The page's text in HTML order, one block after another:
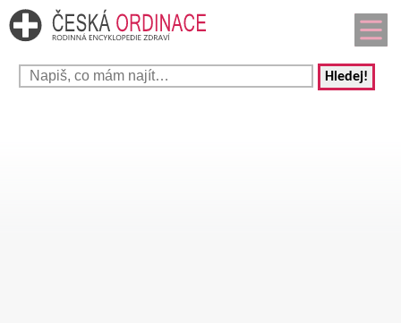
Hledej!